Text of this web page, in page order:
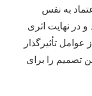
به نفس
در نهایت اثری
عوامل تأثیرگذار
تصمیم را برای